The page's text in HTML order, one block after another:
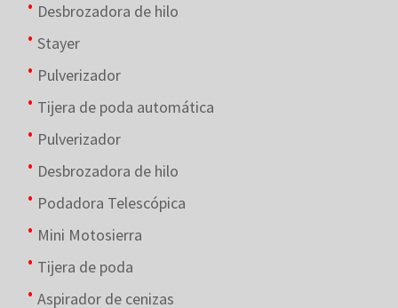
Desbrozadora de hilo
Stayer
Pulverizador
Tijera de poda automática
Pulverizador
Desbrozadora de hilo
Podadora Telescópica
Mini Motosierra
Tijera de poda
Aspirador de cenizas